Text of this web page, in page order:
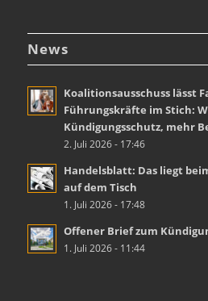
News
Koalitionsausschuss lässt
Führungskräfte im Stich:
Kündigungsschutz, mehr
2. Juli 2026 - 17:46
Handelsblatt: Das liegt
auf dem Tisch
1. Juli 2026 - 17:48
Offener Brief zum
1. Juli 2026 - 11:44